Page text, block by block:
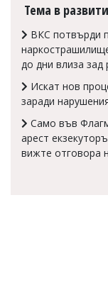
коментар,
моля
сигнализирайте
Тема в
ВКС потвърди
до дни влиза зад
Искат нов
заради
Само във
арест
вижте отговора